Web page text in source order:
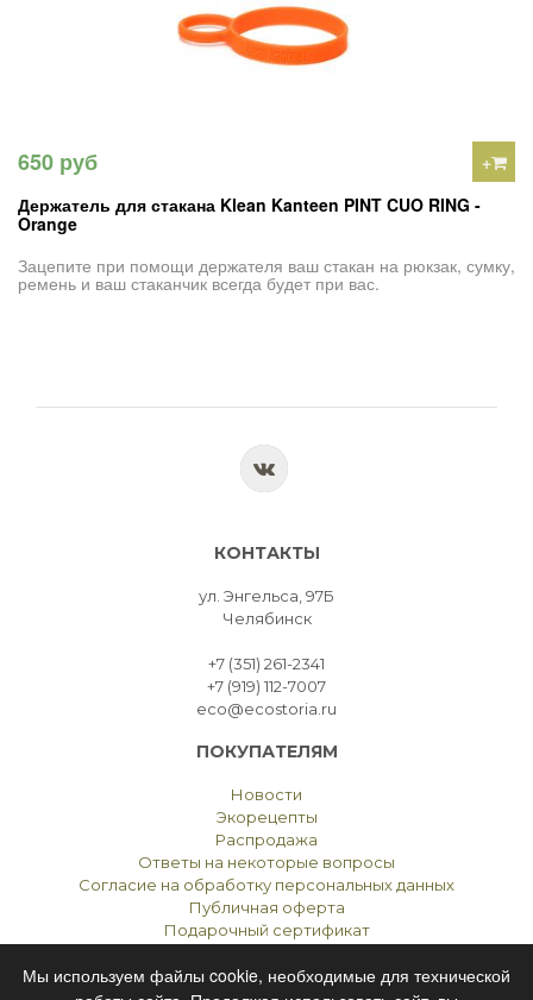
650 руб
+
Держатель для стакана Klean Kanteen PINT CUO RING -
Orange
Зацепите при помощи держателя ваш стакан на рюкзак, сумку,
ремень и ваш стаканчик всегда будет при вас.
КОНТАКТЫ
ул. Энгельса, 97Б
Челябинск
+7 (351) 261-2341
+7 (919) 112-7007
eco@ecostoria.ru
ПОКУПАТЕЛЯМ
Новости
Экорецепты
Распродажа
Ответы на некоторые вопросы
Согласие на обработку персональных данных
Публичная оферта
Подарочный сертификат
Мы используем файлы cookie, необходимые для технической